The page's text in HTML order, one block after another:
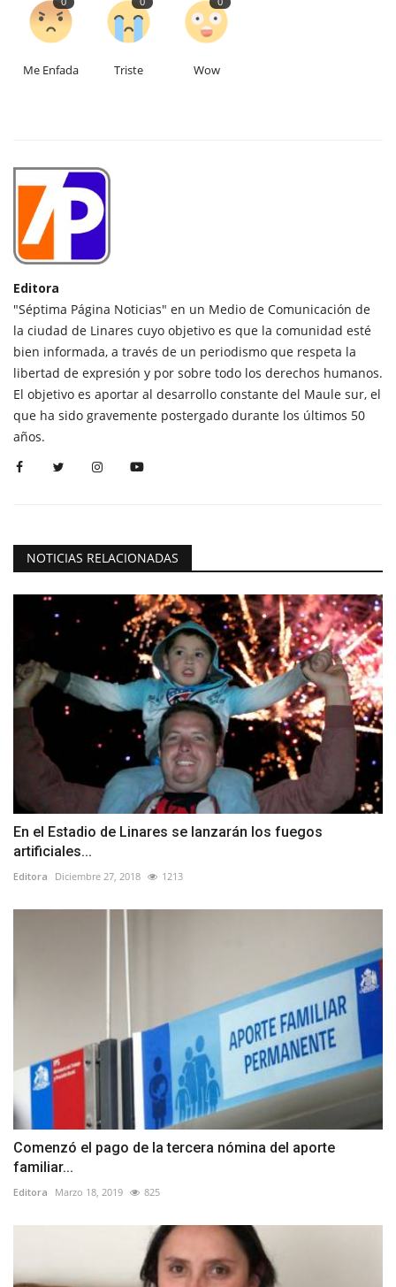
Me Enfada Triste Wow
Editora
"Séptima Página Noticias" en un Medio de Comunicación de
la ciudad de Linares cuyo objetivo es que la comunidad esté
bien informada, a través de un periodismo que respeta la
libertad de expresión y por sobre todo los derechos humanos.
El objetivo es aportar al desarrollo constante del Maule sur, el
que ha sido gravemente postergado durante los últimos 50
años.
NOTICIAS RELACIONADAS
En el Estadio de Linares se lanzarán los fuegos
artificiales...
Editora Diciembre 27, 2018 1213
Comenzó el pago de la tercera nómina del aporte
familiar...
Editora Marzo 18, 2019 825